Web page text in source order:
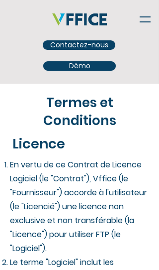
Contactez-nous
Démo
Termes et
Conditions
Licence
En vertu de ce Contrat de Licence
Logiciel (le "Contrat"), Vffice (le
"Fournisseur") accorde à l'utilisateur
(le "Licencié") une licence non
exclusive et non transférable (la
"Licence") pour utiliser FTP (le
"Logiciel").
Le terme "Logiciel" inclut les